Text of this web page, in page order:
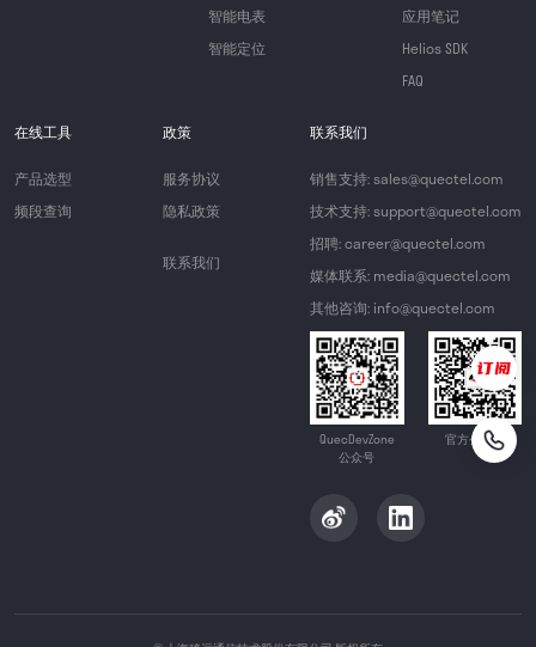
智能电表
智能定位
应用笔记
Helios SDK
FAQ
在线工具
产品选型
频段查询
政策
服务协议
隐私政策
联系我们
联系我们
销售支持: sales@quectel.com
技术支持: support@quectel.com
招聘: career@quectel.com
媒体联系: media@quectel.com
其他咨询: info@quectel.com
QuecDevZone
公众号
官方公众号